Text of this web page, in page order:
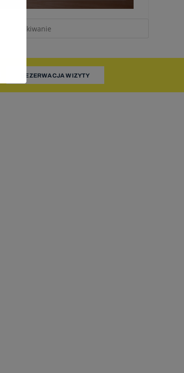
REZERWACJA WIZYTY